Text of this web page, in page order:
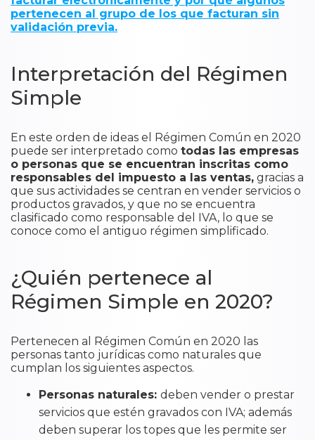
pertenecen al grupo de los que facturan sin
validación previa.
Interpretación del Régimen
Simple
En este orden de ideas el Régimen Común en 2020
puede ser interpretado como todas las empresas
o personas que se encuentran inscritas como
responsables del impuesto a las ventas, gracias a
que sus actividades se centran en vender servicios o
productos gravados, y que no se encuentra
clasificado como responsable del IVA, lo que se
conoce como el antiguo régimen simplificado.
¿Quién pertenece al
Régimen Simple en 2020?
Pertenecen al Régimen Común en 2020 las
personas tanto jurídicas como naturales que
cumplan los siguientes aspectos.
Personas naturales: deben vender o prestar
servicios que estén gravados con IVA; además
deben superar los topes que les permite ser